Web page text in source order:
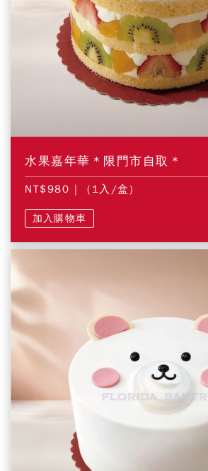
水果嘉年華＊限門市自取＊
NT$980 | (1入/盒)
加入購物車